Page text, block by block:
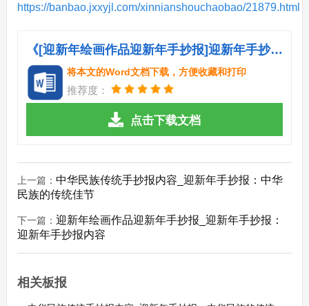
https://banbao.jxxyjl.com/xinnianshouchaobao/21879.html
《[迎新年绘画作品迎新年手抄报]迎新年手抄报：迎新年手抄报.doc》
将本文的Word文档下载，方便收藏和打印
推荐度：
点击下载文档
上一篇： 中华民族传统手抄报内容_迎新年手抄报：中华
民族的传统佳节
下一篇： 迎新年绘画作品迎新年手抄报_迎新年手抄报：
迎新年手抄报内容
相关板报